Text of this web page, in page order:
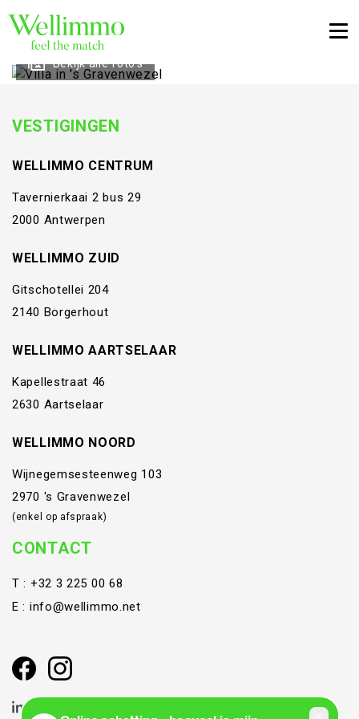
Bekijk alle foto's
VESTIGINGEN
WELLIMMO CENTRUM
Tavernierkaai 2 bus 29
2000 Antwerpen
WELLIMMO ZUID
Gitschotellei 204
2140 Borgerhout
WELLIMMO AARTSELAAR
Kapellestraat 46
2630 Aartselaar
WELLIMMO NOORD
Wijnegemsesteenweg 103
2970 's Gravenwezel
(enkel op afspraak)
CONTACT
T : +32 3 225 00 68
E : info@wellimmo.net